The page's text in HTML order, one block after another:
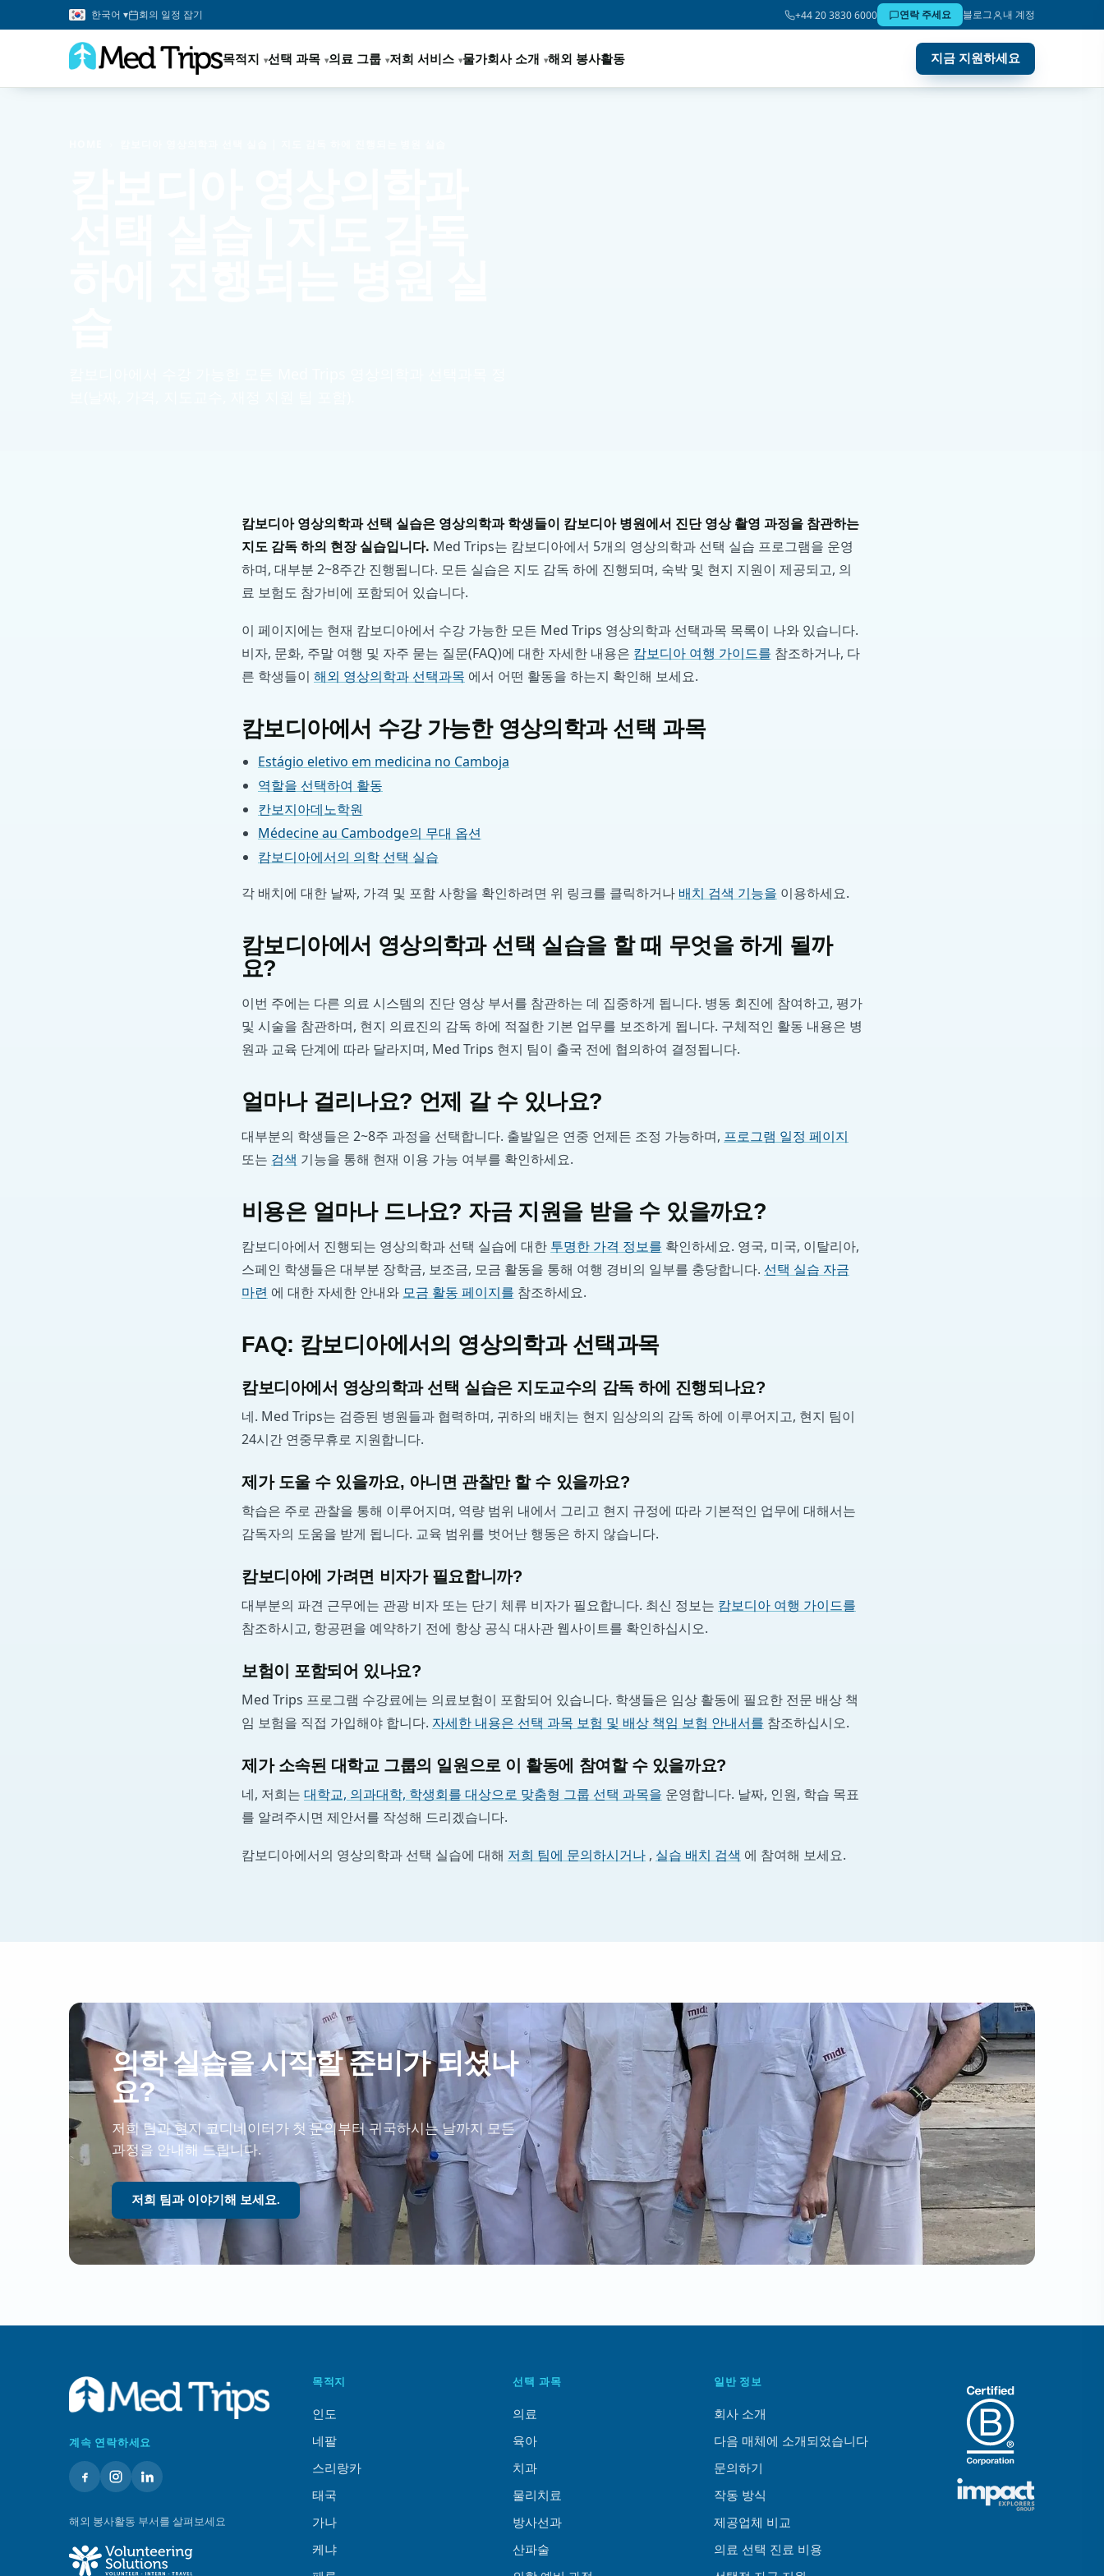
한국어 ▾ 회의 일정 잡기 +44 20 3830 6000 연락 주세요 블로그 내 계정
목적지 선택 과목 의료 그룹 저희 서비스 물가회사 소개 해외 봉사활동 지금 지원하세요
캄보디아 영상의학과 선택 실습은 영상의학과 학생들이 캄보디아 병원에서 진단 영상 촬영 과정을 참관하는
지도 감독 하의 현장 실습입니다. Med Trips는 캄보디아에서 5개의 영상의학과 선택 실습 프로그램을 운영
하며, 대부분 2~8주간 진행됩니다. 모든 실습은 지도 감독 하에 진행되며, 숙박 및 현지 지원이 제공되고, 의
료 보험도 참가비에 포함되어 있습니다.
이 페이지에는 현재 캄보디아에서 수강 가능한 모든 Med Trips 영상의학과 선택과목 목록이 나와 있습니다.
비자, 문화, 주말 여행 및 자주 묻는 질문(FAQ)에 대한 자세한 내용은 캄보디아 여행 가이드를 참조하거나, 다
른 학생들이 해외 영상의학과 선택과목 에서 어떤 활동을 하는지 확인해 보세요.
캄보디아에서 수강 가능한 영상의학과 선택 과목
Estágio eletivo em medicina no Camboja
역할을 선택하여 활동
칸보지아데노학원
Médecine au Cambodge의 무대 옵션
캄보디아에서의 의학 선택 실습
각 배치에 대한 날짜, 가격 및 포함 사항을 확인하려면 위 링크를 클릭하거나 배치 검색 기능을 이용하세요.
캄보디아에서 영상의학과 선택 실습을 할 때 무엇을 하게 될까
요?
이번 주에는 다른 의료 시스템의 진단 영상 부서를 참관하는 데 집중하게 됩니다. 병동 회진에 참여하고, 평가
및 시술을 참관하며, 현지 의료진의 감독 하에 적절한 기본 업무를 보조하게 됩니다. 구체적인 활동 내용은 병
원과 교육 단계에 따라 달라지며, Med Trips 현지 팀이 출국 전에 협의하여 결정됩니다.
얼마나 걸리나요? 언제 갈 수 있나요?
대부분의 학생들은 2~8주 과정을 선택합니다. 출발일은 연중 언제든 조정 가능하며, 프로그램 일정 페이지
또는 검색 기능을 통해 현재 이용 가능 여부를 확인하세요.
비용은 얼마나 드나요? 자금 지원을 받을 수 있을까요?
캄보디아에서 진행되는 영상의학과 선택 실습에 대한 투명한 가격 정보를 확인하세요. 영국, 미국, 이탈리아,
스페인 학생들은 대부분 장학금, 보조금, 모금 활동을 통해 여행 경비의 일부를 충당합니다. 선택 실습 자금
마련 에 대한 자세한 안내와 모금 활동 페이지를 참조하세요.
FAQ: 캄보디아에서의 영상의학과 선택과목
캄보디아에서 영상의학과 선택 실습은 지도교수의 감독 하에 진행되나요?
네. Med Trips는 검증된 병원들과 협력하며, 귀하의 배치는 현지 임상의의 감독 하에 이루어지고, 현지 팀이
24시간 연중무휴로 지원합니다.
제가 도울 수 있을까요, 아니면 관찰만 할 수 있을까요?
학습은 주로 관찰을 통해 이루어지며, 역량 범위 내에서 그리고 현지 규정에 따라 기본적인 업무에 대해서는
감독자의 도움을 받게 됩니다. 교육 범위를 벗어난 행동은 하지 않습니다.
캄보디아에 가려면 비자가 필요합니까?
대부분의 파견 근무에는 관광 비자 또는 단기 체류 비자가 필요합니다. 최신 정보는 캄보디아 여행 가이드를
참조하시고, 항공편을 예약하기 전에 항상 공식 대사관 웹사이트를 확인하십시오.
보험이 포함되어 있나요?
Med Trips 프로그램 수강료에는 의료보험이 포함되어 있습니다. 학생들은 임상 활동에 필요한 전문 배상 책
임 보험을 직접 가입해야 합니다. 자세한 내용은 선택 과목 보험 및 배상 책임 보험 안내서를 참조하십시오.
제가 소속된 대학교 그룹의 일원으로 이 활동에 참여할 수 있을까요?
네, 저희는 대학교, 의과대학, 학생회를 대상으로 맞춤형 그룹 선택 과목을 운영합니다. 날짜, 인원, 학습 목표
를 알려주시면 제안서를 작성해 드리겠습니다.
캄보디아에서의 영상의학과 선택 실습에 대해 저희 팀에 문의하시거나 , 실습 배치 검색 에 참여해 보세요.
의학 실습을 시작할 준비가 되셨나
요?
저희 팀과 현지 코디네이터가 첫 문의부터 귀국하시는 날까지 모든
과정을 안내해 드립니다.
저희 팀과 이야기해 보세요.
계속 연락하세요
해외 봉사활동 부서를 살펴보세요
목적지
인도
네팔
스리랑카
태국
가나
케냐
선택 과목
의료
육아
치과
물리치료
방사선과
산파술
일반 정보
회사 소개
다음 매체에 소개되었습니다
문의하기
작동 방식
제공업체 비교
의료 선택 진료 비용